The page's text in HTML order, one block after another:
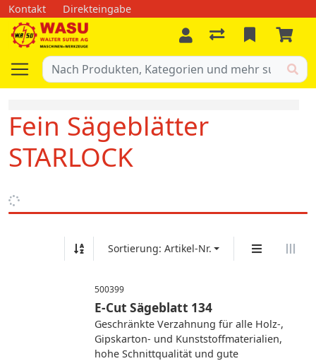
Kontakt Direkteingabe
Fein Sägeblätter
STARLOCK
Sortierung: Artikel-Nr.
500399
E-Cut Sägeblatt 134
Geschränkte Verzahnung für alle Holz-,
Gipskarton- und Kunststoffmaterialien,
hohe Schnittqualität und gute